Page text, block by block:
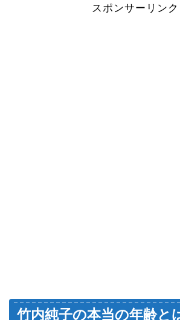
スポンサーリンク
竹内純子の本当の年齢と